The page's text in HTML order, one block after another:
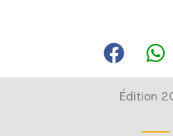
Édition